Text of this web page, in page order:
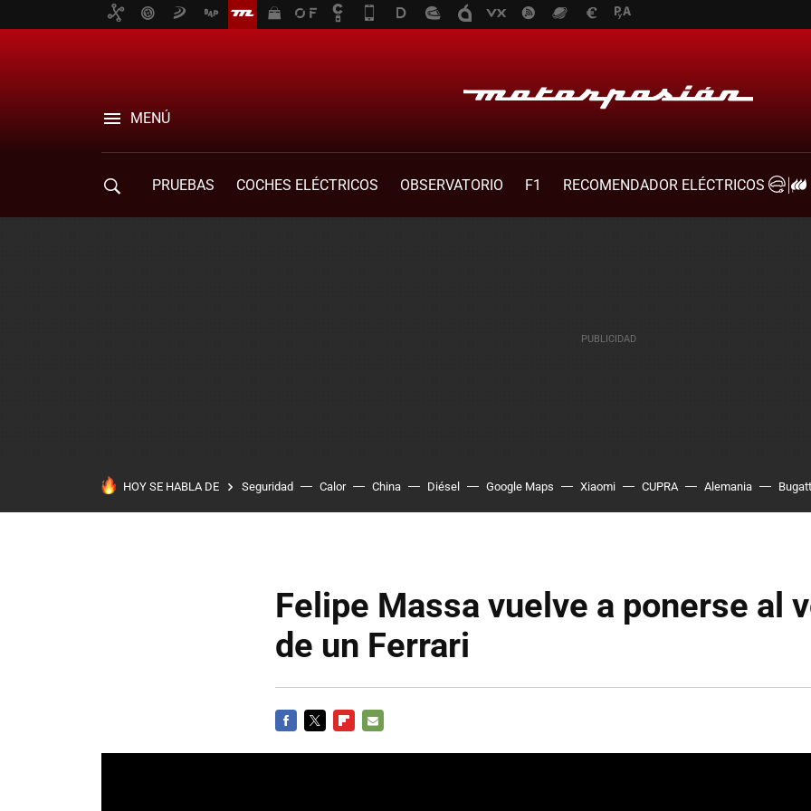
MENÚ
PRUEBAS COCHES ELÉCTRICOS OBSERVATORIO F1
RECOMENDADOR ELÉCTRICOS
HOY SE HABLA DE Seguridad Calor China Diésel Google Maps Xiaomi CUPRA Alemania
Felipe Massa vuelve a ponerse al
de un Ferrari